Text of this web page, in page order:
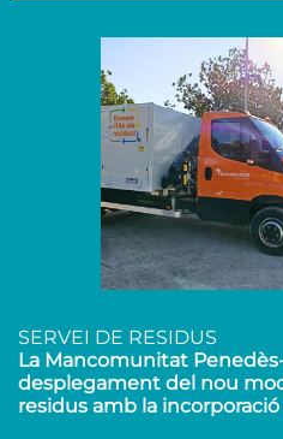
SERVEI DE RESIDUS
La Mancomunitat
desplegament del nou
residus amb la